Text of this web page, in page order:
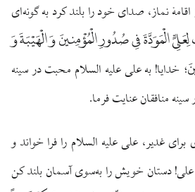
نماز، صدای خود را بلند کرد به گونه‌ای
الْمَوَدَّةَ فِی صُدُورِ الْمُؤْمِنینَ وَ الْهَیْبَةَ وَ
؛ خدایا! به علی علیه السلام محبت در سینه
منافقان عنایت فرما.
غدیر، علی علیه السلام را فرا خواند و
دستان خویش را به‌سوی آسمان بلند کن